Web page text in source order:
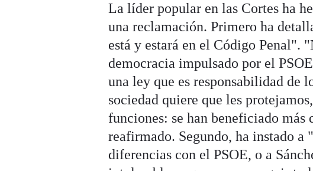
La líder popular en las Cortes ha
una reclamación. Primero ha
está y estará en el Código Penal".
democracia impulsado por el
una ley que es responsabilidad de
sociedad quiere que les
funciones: se han beneficiado más
reafirmado. Segundo, ha instado
diferencias con el PSOE, o a